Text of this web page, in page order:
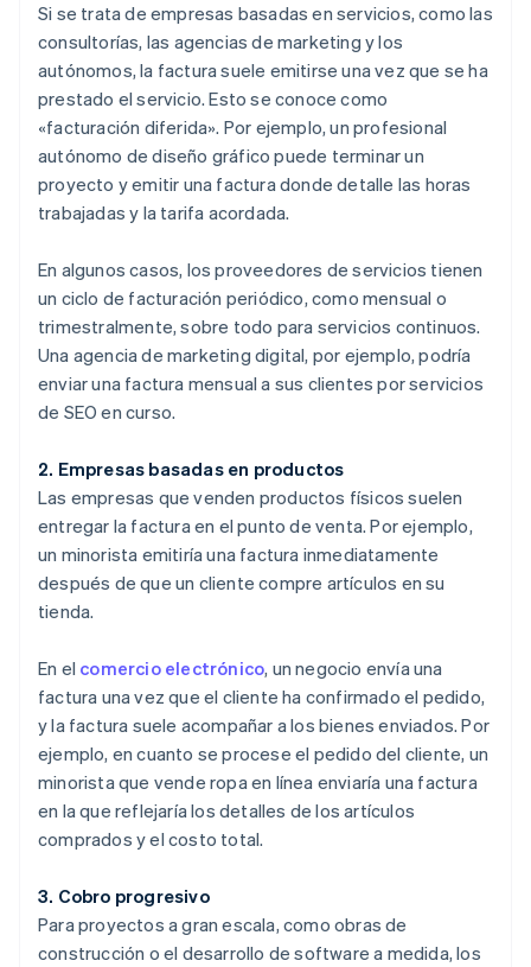
Si se trata de empresas basadas en servicios, como las
consultorías, las agencias de marketing y los
autónomos, la factura suele emitirse una vez que se ha
prestado el servicio. Esto se conoce como
«facturación diferida». Por ejemplo, un profesional
autónomo de diseño gráfico puede terminar un
proyecto y emitir una factura donde detalle las horas
trabajadas y la tarifa acordada.
En algunos casos, los proveedores de servicios tienen
un ciclo de facturación periódico, como mensual o
trimestralmente, sobre todo para servicios continuos.
Una agencia de marketing digital, por ejemplo, podría
enviar una factura mensual a sus clientes por servicios
de SEO en curso.
2. Empresas basadas en productos
Las empresas que venden productos físicos suelen
entregar la factura en el punto de venta. Por ejemplo,
un minorista emitiría una factura inmediatamente
después de que un cliente compre artículos en su
tienda.
En el comercio electrónico, un negocio envía una
factura una vez que el cliente ha confirmado el pedido,
y la factura suele acompañar a los bienes enviados. Por
ejemplo, en cuanto se procese el pedido del cliente, un
minorista que vende ropa en línea enviaría una factura
en la que reflejaría los detalles de los artículos
comprados y el costo total.
3. Cobro progresivo
Para proyectos a gran escala, como obras de
construcción o el desarrollo de software a medida, los